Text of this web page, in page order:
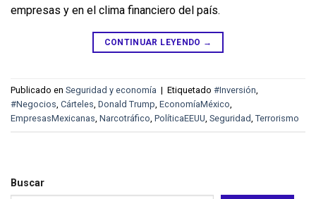
empresas y en el clima financiero del país.
CONTINUAR LEYENDO →
Publicado en Seguridad y economía | Etiquetado #Inversión,
#Negocios, Cárteles, Donald Trump, EconomíaMéxico,
EmpresasMexicanas, Narcotráfico, PolíticaEEUU, Seguridad, Terrorismo
Buscar